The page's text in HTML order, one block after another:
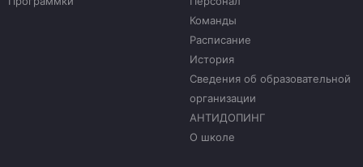
Команды
Расписание
История
Сведения об образовательной
организации
АНТИДОПИНГ
О школе